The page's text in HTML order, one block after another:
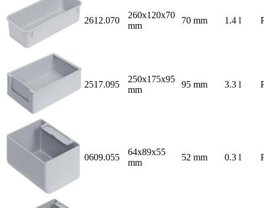
2612.070
260x120x70
mm
70 mm 1.4 l
2517.095
250x175x95
mm
95 mm 3.3 l
0609.055
64x89x55
mm
52 mm 0.3 l